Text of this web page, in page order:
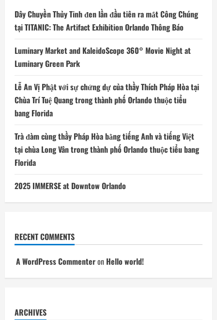
Nuevo
Leon
và
Merida,
Yucatan
Dây Chuyền Thủy Tinh đen lần đầu tiên ra mắt Công Chúng
tại TITANIC: The Artifact Exhibition Orlando Thông Báo
Luminary Market and KaleidoScope 360° Movie Night at
Luminary Green Park
Lễ An Vị Phật với sự chứng dự của thầy Thích Pháp Hòa tại
Chùa Trí Tuệ Quang trong thành phố Orlando thuộc tiểu
bang Florida
Trà đàm cùng thầy Pháp Hòa bằng tiếng Anh và tiếng Việt
tại chùa Long Vân trong thành phố Orlando thuộc tiểu bang
Florida
2025 IMMERSE at Downtow Orlando
RECENT COMMENTS
A WordPress Commenteron Hello world!
ARCHIVES